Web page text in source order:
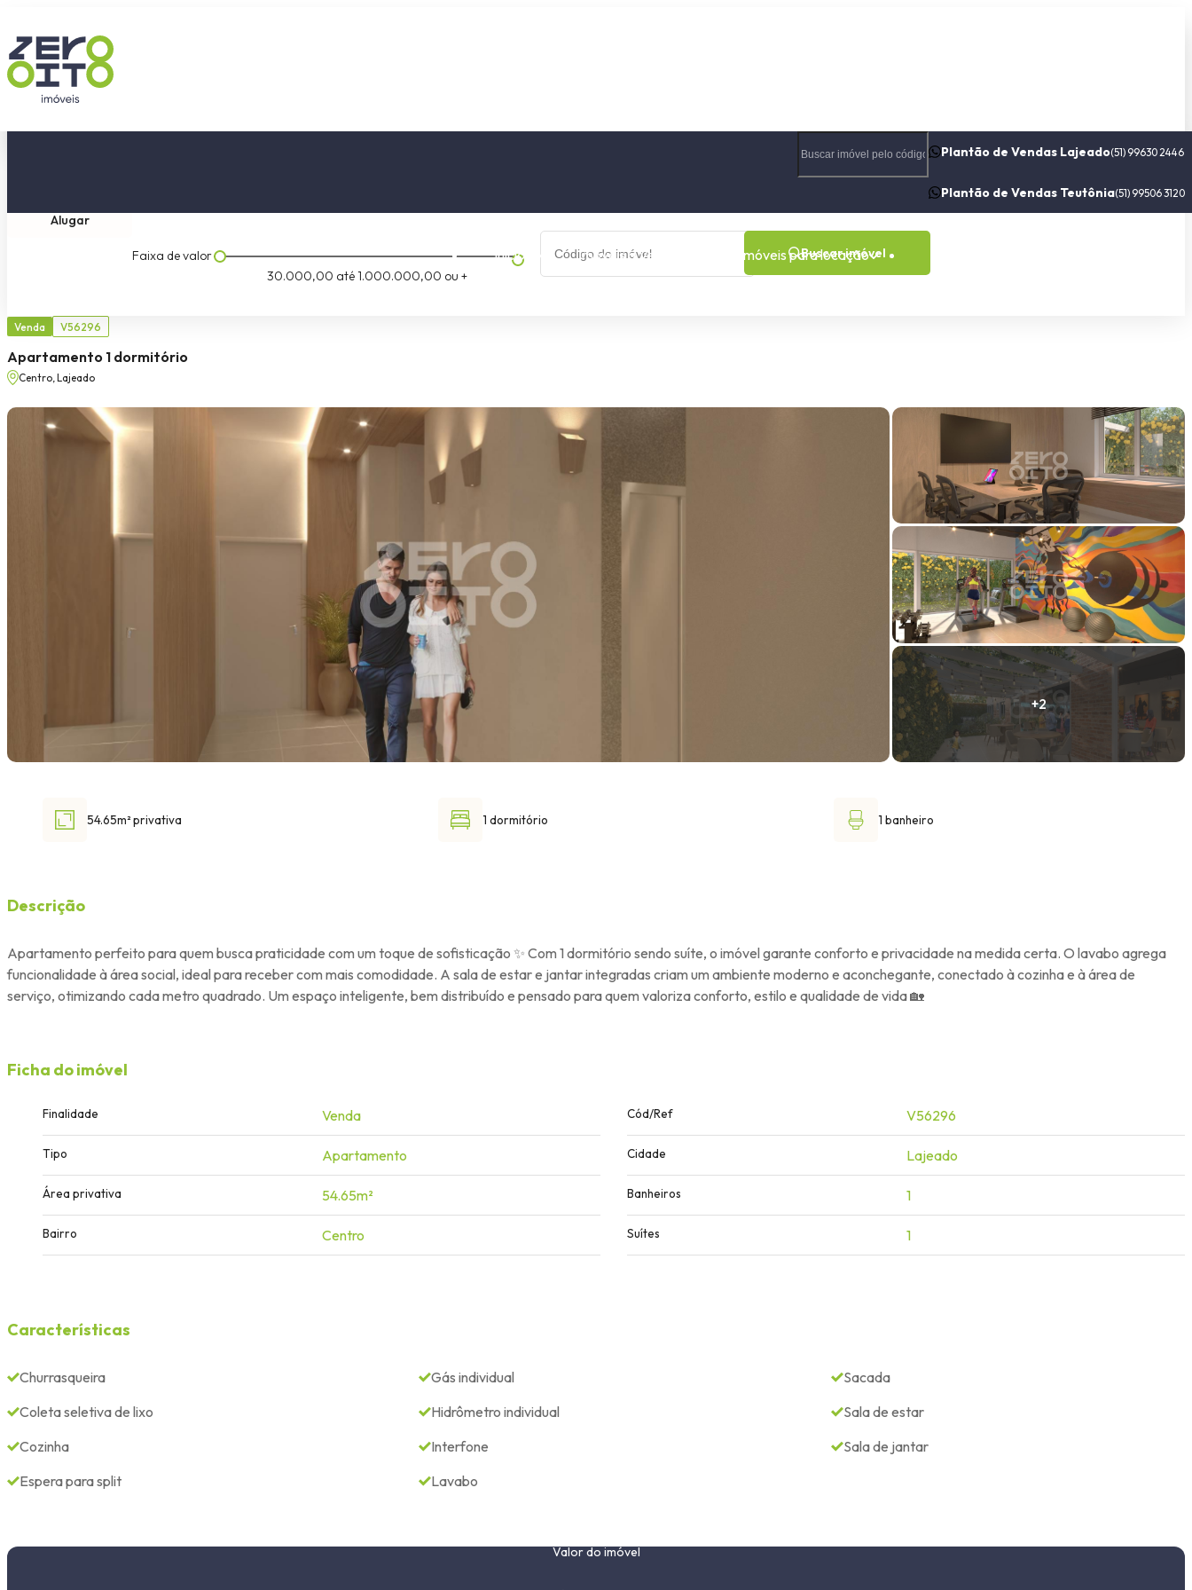
Plantão de Vendas Lajeado(51) 99630 2446
Plantão de Vendas Teutônia(51) 99506 3120
Início Imóveis a Venda Imóveis para locação
Alugar
Faixa de valor
30.000,00 até1.000.000,00 ou +
Buscar imóvel
Venda V56296
Apartamento 1 dormitório
Centro, Lajeado
54.65m² privativa 1 dormitório 1 banheiro
Descrição
Apartamento perfeito para quem busca praticidade com um toque de sofisticação ✨ Com 1 dormitório sendo suíte, o imóvel garante conforto e privacidade na medida certa. O lavabo agrega
funcionalidade à área social, ideal para receber com mais comodidade. A sala de estar e jantar integradas criam um ambiente moderno e aconchegante, conectado à cozinha e à área de
serviço, otimizando cada metro quadrado. Um espaço inteligente, bem distribuído e pensado para quem valoriza conforto, estilo e qualidade de vida 🏡
Ficha do imóvel
Finalidade Venda
Tipo Apartamento
Área privativa 54.65m²
Bairro Centro
Cód/Ref V56296
Cidade Lajeado
Banheiros 1
Suítes 1
Características
Churrasqueira
Coleta seletiva de lixo
Cozinha
Espera para split
Gás individual
Hidrômetro individual
Interfone
Lavabo
Sacada
Sala de estar
Sala de jantar
Valor do imóvel